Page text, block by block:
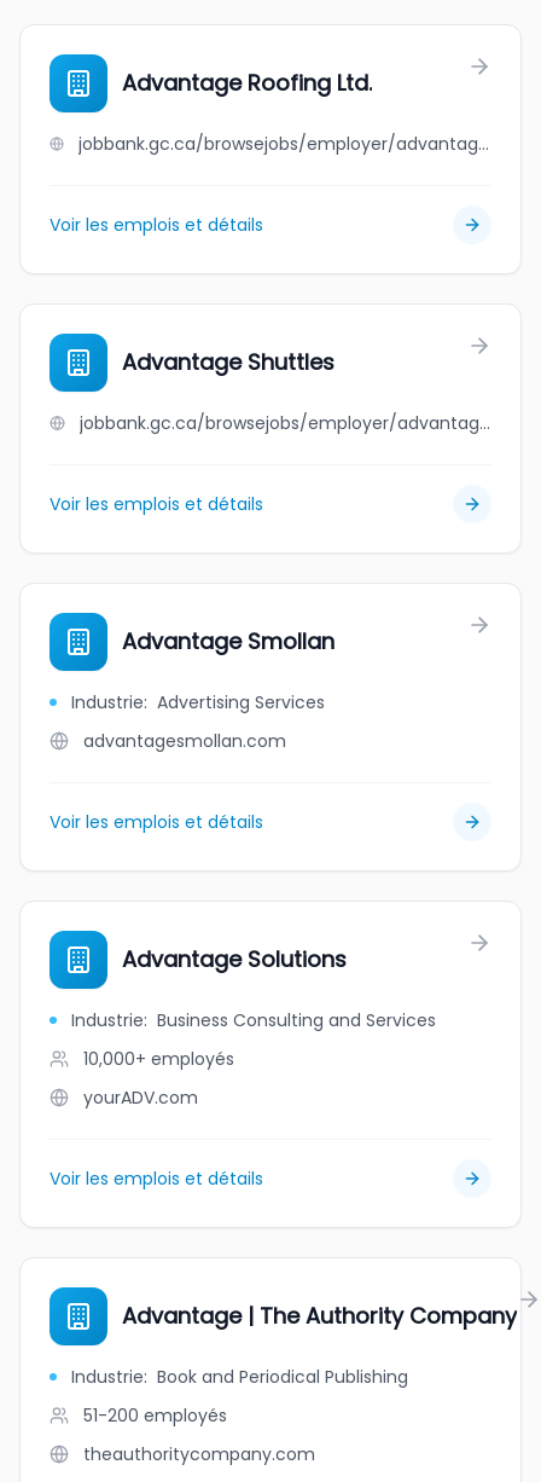
Advantage Roofing Ltd.
jobbank.gc.ca/browsejobs/employer/advantage+roofing+ltd./ca
Voir les emplois et détails
Advantage Shuttles
jobbank.gc.ca/browsejobs/employer/advantage+shuttles/ca
Voir les emplois et détails
Advantage Smollan
Industrie: Advertising Services
advantagesmollan.com
Voir les emplois et détails
Advantage Solutions
Industrie: Business Consulting and Services
10,000+ employés
yourADV.com
Voir les emplois et détails
Advantage | The Authority Company
Industrie: Book and Periodical Publishing
51-200 employés
theauthoritycompany.com